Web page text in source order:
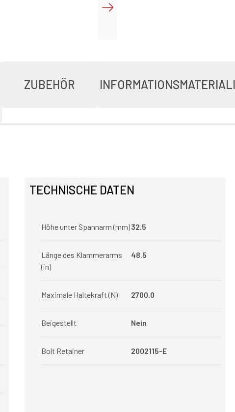
ZUBEHÖR
TECHNISCHE DATEN
Höhe unter Spannarm (mm)32.5
Länge des Klammerarms
(in)
48.5
Maximale Haltekraft (N) 2700.0
Beigestellt Nein
Bolt Retainer 2002115-E